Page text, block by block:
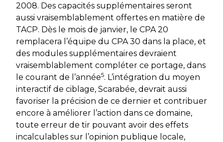
2008. Des capacités supplémentaires seront
aussi vraisemblablement offertes en matière de
TACP. Dès le mois de janvier, le CPA 20
remplacera l’équipe du CPA 30 dans la place, et
des modules supplémentaires devraient
vraisemblablement compléter ce portage, dans
le courant de l’année5. L’intégration du moyen
interactif de ciblage, Scarabée, devrait aussi
favoriser la précision de ce dernier et contribuer
encore à améliorer l’action dans ce domaine,
toute erreur de tir pouvant avoir des effets
incalculables sur l’opinion publique locale,